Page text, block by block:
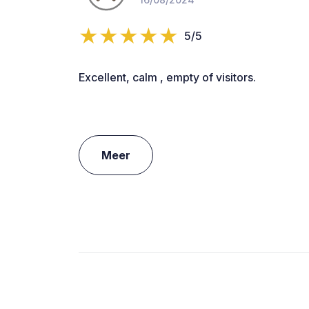
5/5
Excellent, calm , empty of visitors.
Meer